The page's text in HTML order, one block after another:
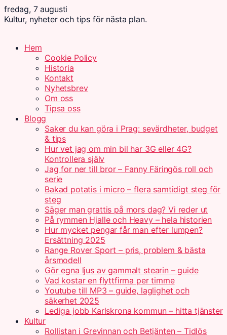
fredag, 7 augusti
Kultur, nyheter och tips för nästa plan.
Hem
Cookie Policy
Historia
Kontakt
Nyhetsbrev
Om oss
Tipsa oss
Blogg
Saker du kan göra i Prag: sevärdheter, budget
& tips
Hur vet jag om min bil har 3G eller 4G?
Kontrollera själv
Jag for ner till bror – Fanny Färingös roll och
serie
Bakad potatis i micro – flera samtidigt steg för
steg
Säger man grattis på mors dag? Vi reder ut
På rymmen Hjalle och Heavy – hela historien
Hur mycket pengar får man efter lumpen?
Ersättning 2025
Range Rover Sport – pris, problem & bästa
årsmodell
Gör egna ljus av gammalt stearin – guide
Vad kostar en flyttfirma per timme
Youtube till MP3 – guide, laglighet och
säkerhet 2025
Lediga jobb Karlskrona kommun – hitta tjänster
Kultur
Rollistan i Grevinnan och Betjänten – Tidlös